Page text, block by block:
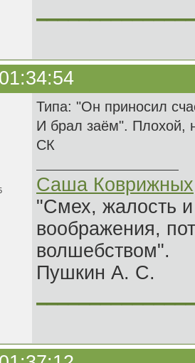
Типа: "Он приносил
И брал заём". Плохой,
СК
Саша Коврижных
"Смех, жалость
воображения,
волшебством".
Пушкин А. С.